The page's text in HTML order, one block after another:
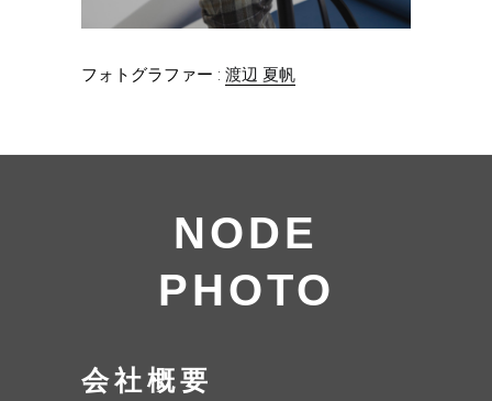
フォトグラファー : 渡辺 夏帆
NODE
PHOTO
会社概要